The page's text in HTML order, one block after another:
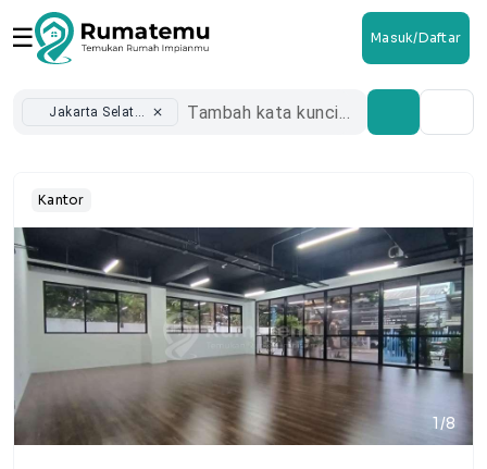
☰ Masuk/Daftar
Jakarta Selatan close
Kantor
1/8